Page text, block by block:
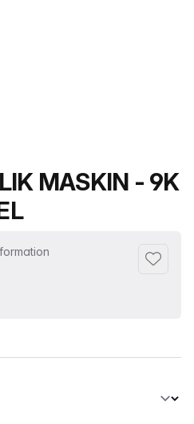
MASKIN - 9K
Lägg